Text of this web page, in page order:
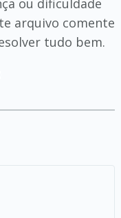
ou dificuldade
arquivo comente
tudo bem.